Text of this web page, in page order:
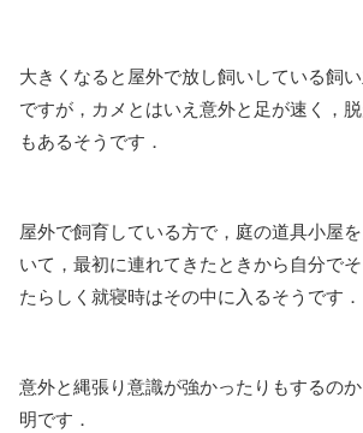
大きくなると屋外で放し飼いしている飼
ですが，カメとはいえ意外と足が速く，
もあるそうです．
屋外で飼育している方で，庭の道具小屋
いて，最初に連れてきたときから自分で
たらしく就寝時はその中に入るそうです．
意外と縄張り意識が強かったりもするの
明です．